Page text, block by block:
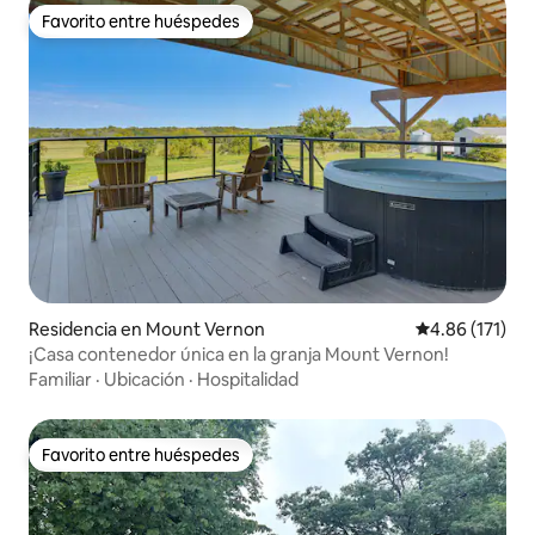
Favorito entre huéspedes
Favorito entre huéspedes
Residencia en Mount Vernon Calificación
4.86 (171)
¡Casa contenedor única en la granja Mount Vernon!
Familiar · Ubicación · Hospitalidad
Favorito entre huéspedes
Favorito entre huéspedes